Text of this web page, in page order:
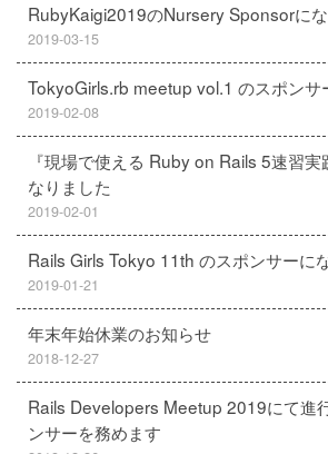
RubyKaigi2019のNursery Sponsorに
2019-03-15
TokyoGirls.rb meetup vol.1 のスポンサ
2019-02-08
『現場で使える Ruby on Rails 5速習
なりました
2019-02-01
Rails Girls Tokyo 11th のスポンサーに
2019-01-21
年末年始休業のお知らせ
2018-12-27
Rails Developers Meetup 2019にて進
ンサーを務めます